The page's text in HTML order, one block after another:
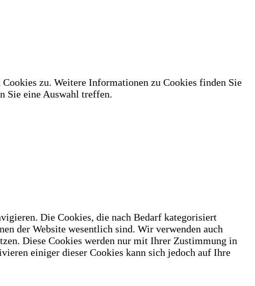
zu. Weitere Informationen zu Cookies finden Sie
Sie eine Auswahl treffen.
Die Cookies, die nach Bedarf kategorisiert
der Website wesentlich sind. Wir verwenden auch
Diese Cookies werden nur mit Ihrer Zustimmung in
einiger dieser Cookies kann sich jedoch auf Ihre